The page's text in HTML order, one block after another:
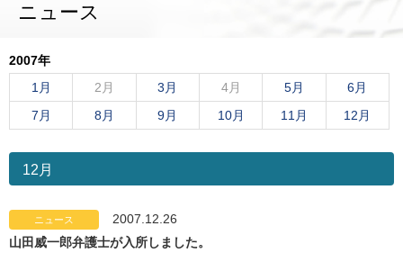
g
t
i
n
ニュース
2007年
1月
2月 3月 4月 5月
6月
7月
8月 9月 10月 11月 12月
12月
ニュース
2007.12.26
山田威一郎弁護士が入所しました。